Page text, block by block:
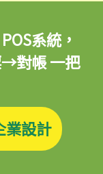
系統，
對帳 一把
業設計